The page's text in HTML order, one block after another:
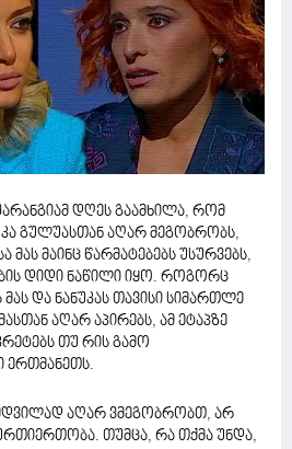
დღეს გაამხილა, რომ
გულუასთან აღარ მეგობრობს,
მას მაინც წარმატებებს უსურვებს,
დიდი ნაწილი იყო. როგორც
და ნანუკას თავისი სიმართლე
აღარ აპირებს, ამ ეტაპზე
თუ რის გამო
ერთმანეთს.
აღარ ვმეგობრობთ, არ
თუმცა, რა თქმა უნდა,